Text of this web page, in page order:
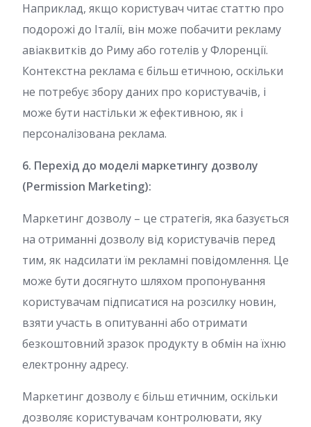
Наприклад, якщо користувач читає статтю про
подорожі до Італії, він може побачити рекламу
авіаквитків до Риму або готелів у Флоренції.
Контекстна реклама є більш етичною, оскільки
не потребує збору даних про користувачів, і
може бути настільки ж ефективною, як і
персоналізована реклама.
6. Перехід до моделі маркетингу дозволу
(Permission Marketing):
Маркетинг дозволу – це стратегія, яка базується
на отриманні дозволу від користувачів перед
тим, як надсилати їм рекламні повідомлення. Це
може бути досягнуто шляхом пропонування
користувачам підписатися на розсилку новин,
взяти участь в опитуванні або отримати
безкоштовний зразок продукту в обмін на їхню
електронну адресу.
Маркетинг дозволу є більш етичним, оскільки
дозволяє користувачам контролювати, яку